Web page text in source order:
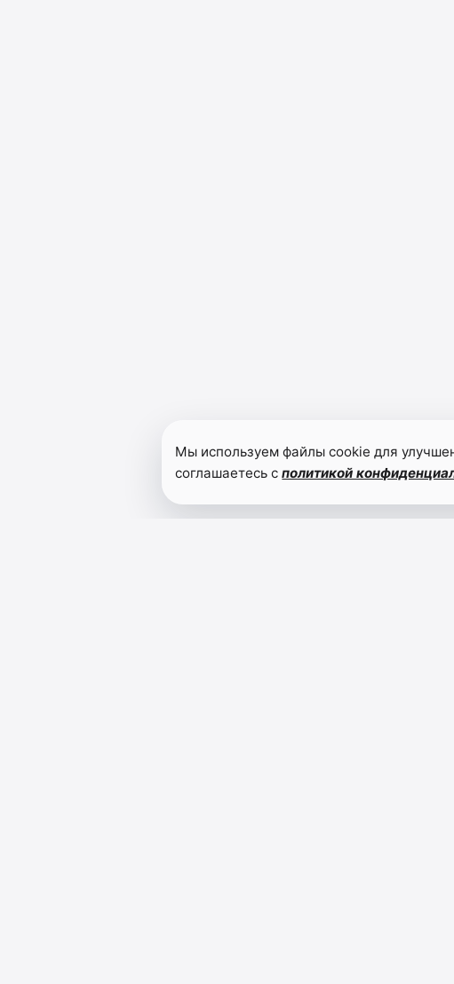
Мы используем файлы cookie для
соглашаетесь сполитикой